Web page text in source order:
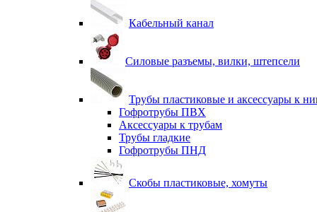
Кабельный канал
Силовые разъемы, вилки, штепсели
Трубы пластиковые и аксессуары к
Гофротрубы ПВХ
Аксессуары к трубам
Трубы гладкие
Гофротрубы ПНД
Скобы пластиковые, хомуты